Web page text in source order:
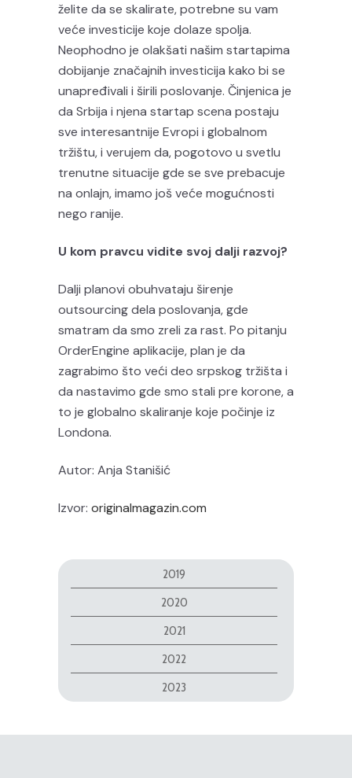
želite da se skalirate, potrebne su vam
veće investicije koje dolaze spolja.
Neophodno je olakšati našim startapima
dobijanje značajnih investicija kako bi se
unapređivali i širili poslovanje. Činjenica je
da Srbija i njena startap scena postaju
sve interesantnije Evropi i globalnom
tržištu, i verujem da, pogotovo u svetlu
trenutne situacije gde se sve prebacuje
na onlajn, imamo još veće mogućnosti
nego ranije.
U kom pravcu vidite svoj dalji razvoj?
Dalji planovi obuhvataju širenje
outsourcing dela poslovanja, gde
smatram da smo zreli za rast. Po pitanju
OrderEngine aplikacije, plan je da
zagrabimo što veći deo srpskog tržišta i
da nastavimo gde smo stali pre korone, a
to je globalno skaliranje koje počinje iz
Londona.
Autor: Anja Stanišić
Izvor: originalmagazin.com
2019
2020
2021
2022
2023